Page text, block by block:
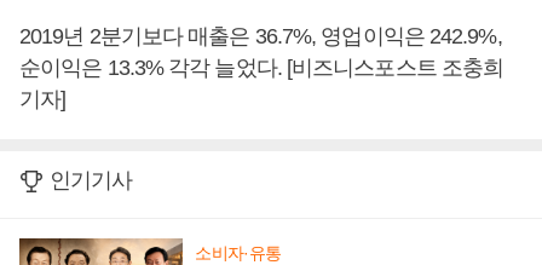
2019년 2분기보다 매출은 36.7%, 영업이익은 242.9%,
순이익은 13.3% 각각 늘었다. [비즈니스포스트 조충희
기자]
인기기사
소비자·유통